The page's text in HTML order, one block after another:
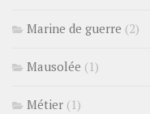
Marine de guerre (2)
Mausolée (1)
Métier (1)